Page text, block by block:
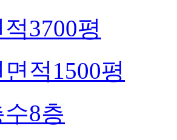
3700평
적 1500평
8층